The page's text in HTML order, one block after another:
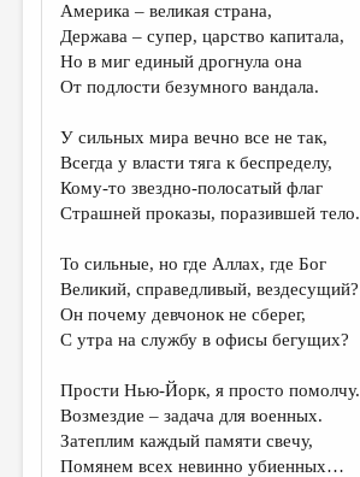
ОБЪЯВЛЕНИЯ
КОЛОНКА РЕДАКТОРА
ОТ РЕДАКЦИИ
МАЛАЯ ПРОЗА
ЛИТЕРАТУРОВЕДЕНИЕ
КУЛЬТУРОВЕДЕНИЕ
РЕЦЕНЗИРОВАНИЕ
ЦИКЛЫ ПУБЛИКАЦИЙ
Америка – великая страна,
Держава – супер, царство капитала,
Но в миг единый дрогнула она
От подлости безумного вандала.
У сильных мира вечно все не так,
Всегда у власти тяга к беспределу,
Кому-то звездно-полосатый флаг
Страшней проказы, поразившей тело.
То сильные, но где Аллах, где Бог
Великий, справедливый, вездесущий?
Он почему девчонок не сберег,
С утра на службу в офисы бегущих?
Прости Нью-Йорк, я просто помолчу.
Возмездие – задача для военных.
Затеплим каждый памяти свечу,
Помянем всех невинно убиенных…